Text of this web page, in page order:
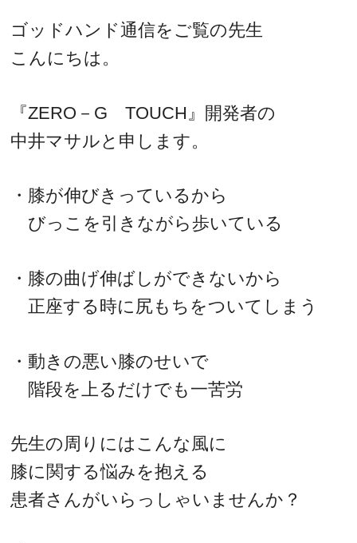
ゴッドハンド通信をご覧の先生
こんにちは。
『ZERO－G TOUCH』開発者の
中井マサルと申します。
・膝が伸びきっているから
びっこを引きながら歩いている
・膝の曲げ伸ばしができないから
正座する時に尻もちをついてしまう
・動きの悪い膝のせいで
階段を上るだけでも一苦労
先生の周りにはこんな風に
膝に関する悩みを抱える
患者さんがいらっしゃいませんか？